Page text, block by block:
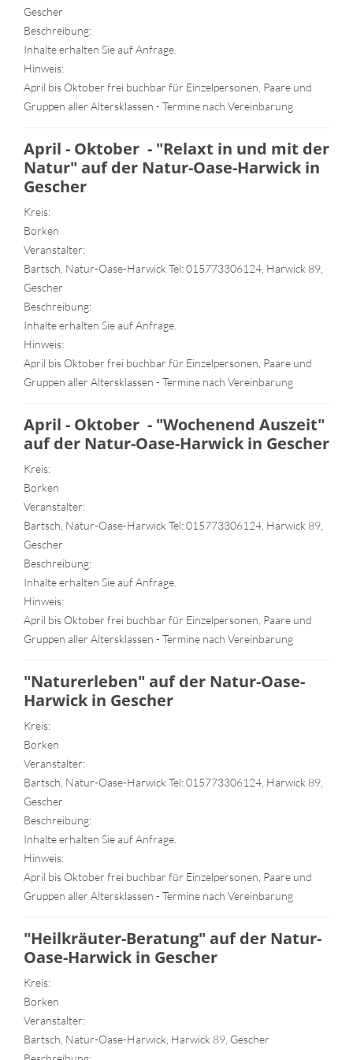
Gescher
Beschreibung:
Inhalte erhalten Sie auf Anfrage.
Hinweis:
April bis Oktober frei buchbar für Einzelpersonen, Paare und
Gruppen aller Altersklassen - Termine nach Vereinbarung
April - Oktober - "Relaxt in und mit der
Natur" auf der Natur-Oase-Harwick in
Gescher
Kreis:
Borken
Veranstalter:
Bartsch, Natur-Oase-Harwick Tel: 015773306124, Harwick 89,
Gescher
Beschreibung:
Inhalte erhalten Sie auf Anfrage.
Hinweis:
April bis Oktober frei buchbar für Einzelpersonen, Paare und
Gruppen aller Altersklassen - Termine nach Vereinbarung
April - Oktober - "Wochenend Auszeit"
auf der Natur-Oase-Harwick in Gescher
Kreis:
Borken
Veranstalter:
Bartsch, Natur-Oase-Harwick Tel: 015773306124, Harwick 89,
Gescher
Beschreibung:
Inhalte erhalten Sie auf Anfrage.
Hinweis:
April bis Oktober frei buchbar für Einzelpersonen, Paare und
Gruppen aller Altersklassen - Termine nach Vereinbarung
"Naturerleben" auf der Natur-Oase-
Harwick in Gescher
Kreis:
Borken
Veranstalter:
Bartsch, Natur-Oase-Harwick Tel: 015773306124, Harwick 89,
Gescher
Beschreibung:
Inhalte erhalten Sie auf Anfrage.
Hinweis:
April bis Oktober frei buchbar für Einzelpersonen, Paare und
Gruppen aller Altersklassen - Termine nach Vereinbarung
"Heilkräuter-Beratung" auf der Natur-
Oase-Harwick in Gescher
Kreis:
Borken
Veranstalter:
Bartsch, Natur-Oase-Harwick, Harwick 89, Gescher